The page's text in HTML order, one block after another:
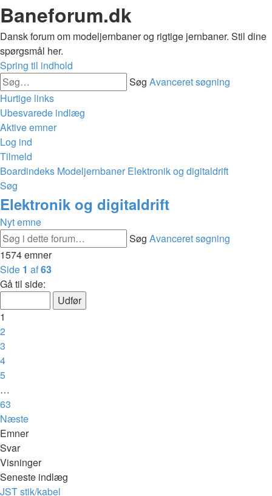
Baneforum.dk
Dansk forum om modeljernbaner og rigtige jernbaner. Stil dine
spørgsmål her.
Spring til indhold
Søg Avanceret søgning
Hurtige links
Ubesvarede indlæg
Aktive emner
Log ind
Tilmeld
Boardindeks Modeljernbaner Elektronik og digitaldrift
Søg
Elektronik og digitaldrift
Nyt emne
Søg Avanceret søgning
1574 emner
Side 1 af63
Gå til side:
1
2
3
4
5
…
63
Næste
Emner
Svar
Visninger
Seneste indlæg
JST stik/kabel